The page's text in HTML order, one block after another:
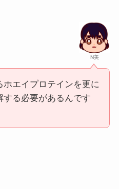
N美
エイプロテインを更に
る必要があるんです